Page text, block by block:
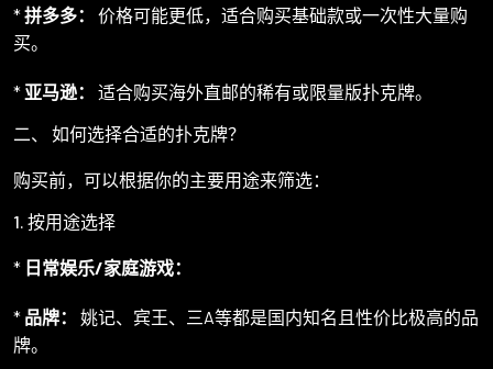
*拼多多：
价格可能更低，适合购买基础款或一次性大量购
买。
* 亚马逊：
适合购买海外直邮的稀有或限量版扑克牌。
二、 如何选择合适的扑克牌？
购买前，可以根据你的主要用途来筛选：
1. 按用途选择
* 日常娱乐/家庭游戏：
* 品牌：
姚记、宾王、三A等都是国内知名且性价比极高的品
牌。